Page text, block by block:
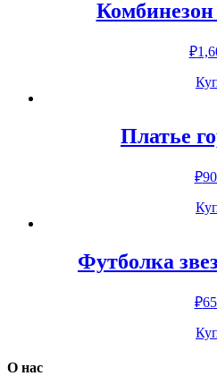
₽
Платье
₽
Футболка
₽
О нас